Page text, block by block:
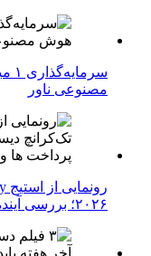
مصنوعی ناور
۲۰۲۶؛ بررسی آینده فین‌تک، پرداخت‌ ها و هوش مصنوعی